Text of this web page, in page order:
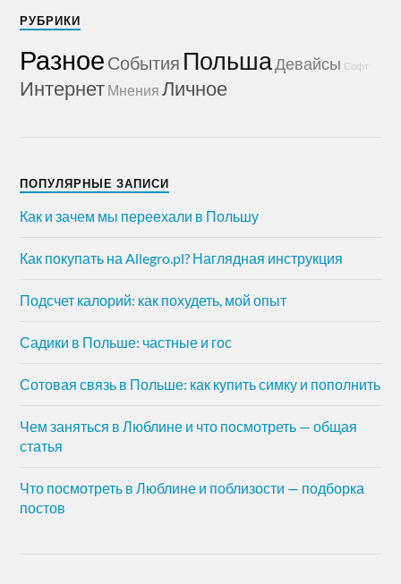
РУБРИКИ
Разное События ПольшаДевайсы Софт
Интернет Мнения Личное
ПОПУЛЯРНЫЕ ЗАПИСИ
Как и зачем мы переехали в Польшу
Как покупать на Allegro.pl? Наглядная инструкция
Подсчет калорий: как похудеть, мой опыт
Садики в Польше: частные и гос
Сотовая связь в Польше: как купить симку и пополнить
Чем заняться в Люблине и что посмотреть — общая
статья
Что посмотреть в Люблине и поблизости — подборка
постов